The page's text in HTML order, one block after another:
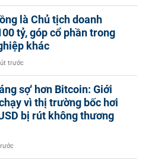
là Chủ tịch doanh
tỷ, góp cổ phần trong
khác
trước
sợ' hơn Bitcoin: Giới
vì thị trường bốc hơi
bị rút không thương